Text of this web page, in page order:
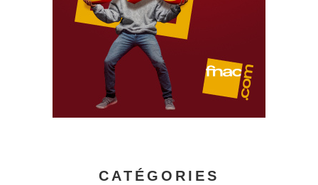
CATÉGORIES